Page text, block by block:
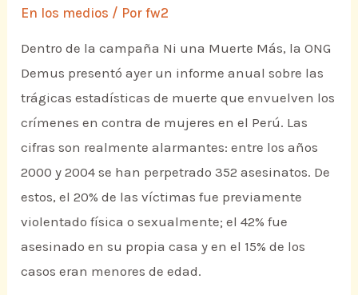
En los medios / Porfw2
Dentro de la campaña Ni una Muerte Más, la ONG
Demus presentó ayer un informe anual sobre las
trágicas estadísticas de muerte que envuelven los
crímenes en contra de mujeres en el Perú. Las
cifras son realmente alarmantes: entre los años
2000 y 2004 se han perpetrado 352 asesinatos. De
estos, el 20% de las víctimas fue previamente
violentado física o sexualmente; el 42% fue
asesinado en su propia casa y en el 15% de los
casos eran menores de edad.